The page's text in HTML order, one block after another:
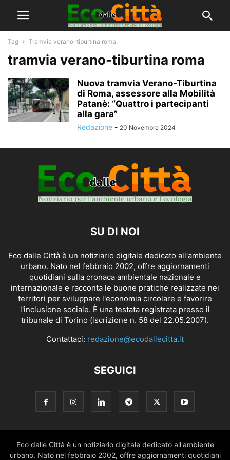
Tag Tramvia verano-tiburtina roma
tramvia verano-tiburtina roma
Nuova tramvia Verano-Tiburtina
di Roma, assessore alla Mobilità
Patanè: “Quattro i partecipanti
alla gara”
Redazione - 20 Novembre 2024
SU DI NOI
Eco dalle Città è un notiziario digitale dedicato all'ambiente
urbano. Nato nel febbraio 2002, offre aggiornamenti
quotidiani sulla cronaca ambientale nazionale e
internazionale e racconta le buone pratiche realizzate nei
territori per sviluppare l'economia circolare e favorire
l'inclusione sociale. È una testata registrata presso il
tribunale di Torino (iscrizione n. 58 del 22.05.2007).
Contattaci: redazione@ecodallecitta.it
SEGUICI
Eco dalle Città è un notiziario digitale dedicato all'ambiente
urbano. Nato nel febbraio 2002, offre aggiornamenti quotidiani